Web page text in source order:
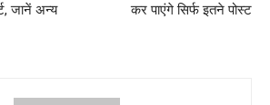
जानें अन्य
कर पाएंगे सिर्फ इतने पोस्ट